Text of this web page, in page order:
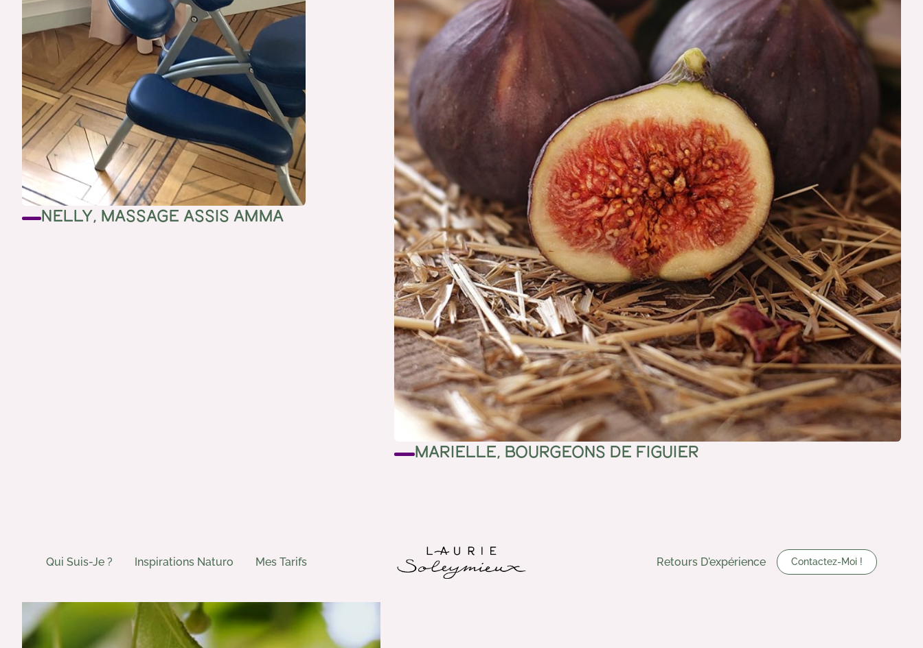
Qui Suis-Je ? Inspirations Naturo Mes Tarifs Retours D'expérience Contactez-Moi !
NELLY, MASSAGE ASSIS AMMA
MARIELLE, BOURGEONS DE FIGUIER